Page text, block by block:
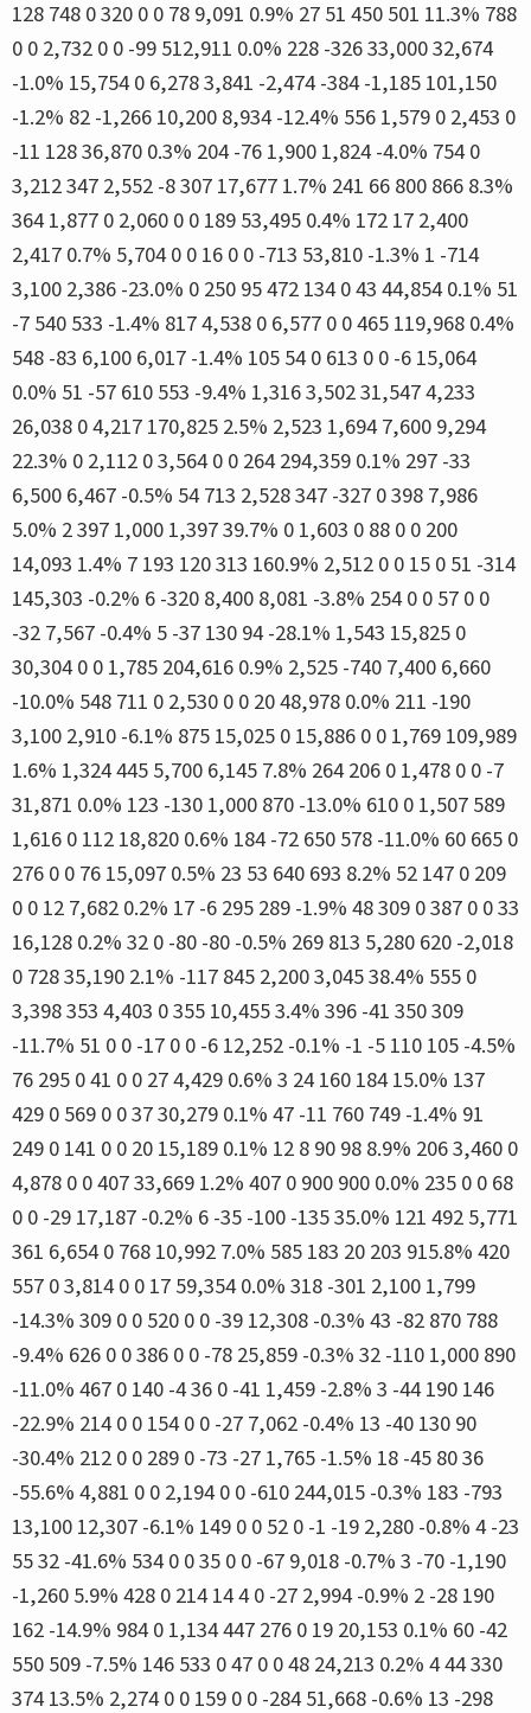
128 748 0 320 0 0 78 9,091 0.9% 27 51 450 501 11.3% 788
0 0 2,732 0 0 -99 512,911 0.0% 228 -326 33,000 32,674
-1.0% 15,754 0 6,278 3,841 -2,474 -384 -1,185 101,150
-1.2% 82 -1,266 10,200 8,934 -12.4% 556 1,579 0 2,453 0
-11 128 36,870 0.3% 204 -76 1,900 1,824 -4.0% 754 0
3,212 347 2,552 -8 307 17,677 1.7% 241 66 800 866 8.3%
364 1,877 0 2,060 0 0 189 53,495 0.4% 172 17 2,400
2,417 0.7% 5,704 0 0 16 0 0 -713 53,810 -1.3% 1 -714
3,100 2,386 -23.0% 0 250 95 472 134 0 43 44,854 0.1% 51
-7 540 533 -1.4% 817 4,538 0 6,577 0 0 465 119,968 0.4%
548 -83 6,100 6,017 -1.4% 105 54 0 613 0 0 -6 15,064
0.0% 51 -57 610 553 -9.4% 1,316 3,502 31,547 4,233
26,038 0 4,217 170,825 2.5% 2,523 1,694 7,600 9,294
22.3% 0 2,112 0 3,564 0 0 264 294,359 0.1% 297 -33
6,500 6,467 -0.5% 54 713 2,528 347 -327 0 398 7,986
5.0% 2 397 1,000 1,397 39.7% 0 1,603 0 88 0 0 200
14,093 1.4% 7 193 120 313 160.9% 2,512 0 0 15 0 51 -314
145,303 -0.2% 6 -320 8,400 8,081 -3.8% 254 0 0 57 0 0
-32 7,567 -0.4% 5 -37 130 94 -28.1% 1,543 15,825 0
30,304 0 0 1,785 204,616 0.9% 2,525 -740 7,400 6,660
-10.0% 548 711 0 2,530 0 0 20 48,978 0.0% 211 -190
3,100 2,910 -6.1% 875 15,025 0 15,886 0 0 1,769 109,989
1.6% 1,324 445 5,700 6,145 7.8% 264 206 0 1,478 0 0 -7
31,871 0.0% 123 -130 1,000 870 -13.0% 610 0 1,507 589
1,616 0 112 18,820 0.6% 184 -72 650 578 -11.0% 60 665 0
276 0 0 76 15,097 0.5% 23 53 640 693 8.2% 52 147 0 209
0 0 12 7,682 0.2% 17 -6 295 289 -1.9% 48 309 0 387 0 0 33
16,128 0.2% 32 0 -80 -80 -0.5% 269 813 5,280 620 -2,018
0 728 35,190 2.1% -117 845 2,200 3,045 38.4% 555 0
3,398 353 4,403 0 355 10,455 3.4% 396 -41 350 309
-11.7% 51 0 0 -17 0 0 -6 12,252 -0.1% -1 -5 110 105 -4.5%
76 295 0 41 0 0 27 4,429 0.6% 3 24 160 184 15.0% 137
429 0 569 0 0 37 30,279 0.1% 47 -11 760 749 -1.4% 91
249 0 141 0 0 20 15,189 0.1% 12 8 90 98 8.9% 206 3,460 0
4,878 0 0 407 33,669 1.2% 407 0 900 900 0.0% 235 0 0 68
0 0 -29 17,187 -0.2% 6 -35 -100 -135 35.0% 121 492 5,771
361 6,654 0 768 10,992 7.0% 585 183 20 203 915.8% 420
557 0 3,814 0 0 17 59,354 0.0% 318 -301 2,100 1,799
-14.3% 309 0 0 520 0 0 -39 12,308 -0.3% 43 -82 870 788
-9.4% 626 0 0 386 0 0 -78 25,859 -0.3% 32 -110 1,000 890
-11.0% 467 0 140 -4 36 0 -41 1,459 -2.8% 3 -44 190 146
-22.9% 214 0 0 154 0 0 -27 7,062 -0.4% 13 -40 130 90
-30.4% 212 0 0 289 0 -73 -27 1,765 -1.5% 18 -45 80 36
-55.6% 4,881 0 0 2,194 0 0 -610 244,015 -0.3% 183 -793
13,100 12,307 -6.1% 149 0 0 52 0 -1 -19 2,280 -0.8% 4 -23
55 32 -41.6% 534 0 0 35 0 0 -67 9,018 -0.7% 3 -70 -1,190
-1,260 5.9% 428 0 214 14 4 0 -27 2,994 -0.9% 2 -28 190
162 -14.9% 984 0 1,134 447 276 0 19 20,153 0.1% 60 -42
550 509 -7.5% 146 533 0 47 0 0 48 24,213 0.2% 4 44 330
374 13.5% 2,274 0 0 159 0 0 -284 51,668 -0.6% 13 -298